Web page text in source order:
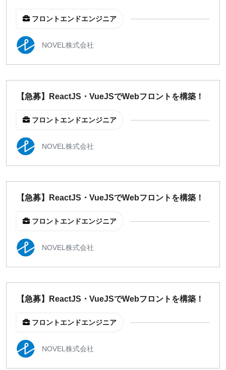
フロントエンドエンジニア
NOVEL株式会社
【急募】ReactJS・VueJSでWebフロントを構築！
フロントエンドエンジニア
NOVEL株式会社
【急募】ReactJS・VueJSでWebフロントを構築！
フロントエンドエンジニア
NOVEL株式会社
【急募】ReactJS・VueJSでWebフロントを構築！
フロントエンドエンジニア
NOVEL株式会社